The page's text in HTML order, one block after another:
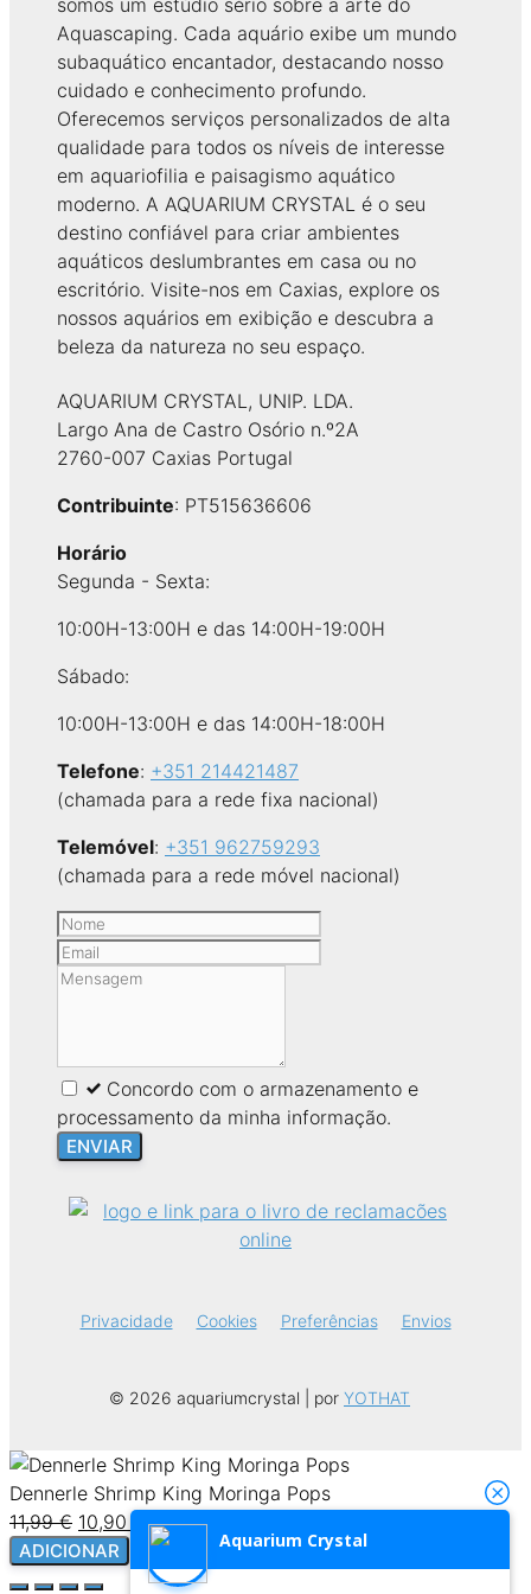
Aquascaping. Cada aquário exibe um mundo
subaquático encantador, destacando nosso
cuidado e conhecimento profundo.
Oferecemos serviços personalizados de alta
qualidade para todos os níveis de interesse
em aquariofilia e paisagismo aquático
moderno. A AQUARIUM CRYSTAL é o seu
destino confiável para criar ambientes
aquáticos deslumbrantes em casa ou no
escritório. Visite-nos em Caxias, explore os
nossos aquários em exibição e descubra a
beleza da natureza no seu espaço.
AQUARIUM CRYSTAL, UNIP. LDA.
Largo Ana de Castro Osório n.º2A
2760-007 Caxias Portugal
Contribuinte: PT515636606
Horário
Segunda - Sexta:
10:00H-13:00H e das 14:00H-19:00H
Sábado:
10:00H-13:00H e das 14:00H-18:00H
Telefone: +351 214421487
(chamada para a rede fixa nacional)
Telemóvel: +351 962759293
(chamada para a rede móvel nacional)
Leave
this
field
Concordo com o armazenamento e
processamento da minha informação.
ENVIAR
Privacidade Cookies Preferências Envios
© 2026 aquariumcrystal | por YOTHAT
Dennerle Shrimp King Moringa Pops
11,99€ O
preço
original
10,90
O
preço
atual
IVA INCLUÍDO
Quantidade
ADICIONAR Aquarium Crystal